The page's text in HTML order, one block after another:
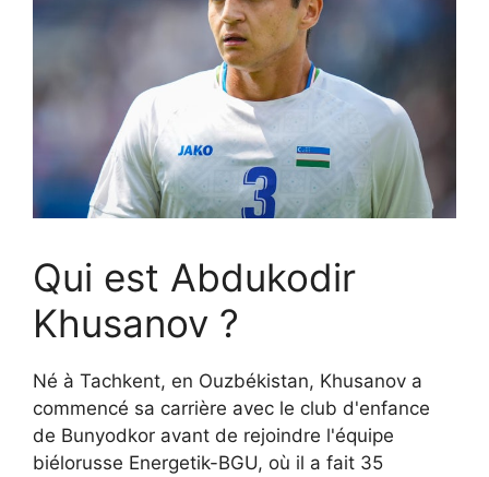
Qui est Abdukodir
Khusanov ?
Né à Tachkent, en Ouzbékistan, Khusanov a
commencé sa carrière avec le club d'enfance
de Bunyodkor avant de rejoindre l'équipe
biélorusse Energetik-BGU, où il a fait 35